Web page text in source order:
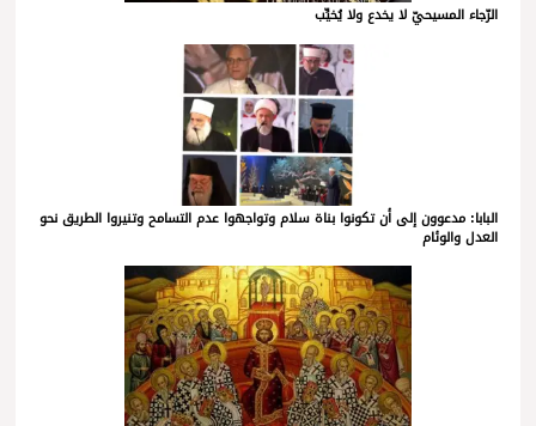
الرّجاء المسيحيّ لا يخدع ولا يُخيِّب
البابا: مدعوون إلى أن تكونوا بناة سلام وتواجهوا عدم التسامح وتنيروا الطريق نحو
العدل والوئام